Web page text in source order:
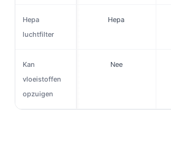
Hepa
luchtfilter
Hepa
Kan
vloeistoffen
opzuigen
Nee